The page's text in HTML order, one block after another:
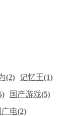
(2) 记忆王(1)
国产游戏(5)
广电(2)